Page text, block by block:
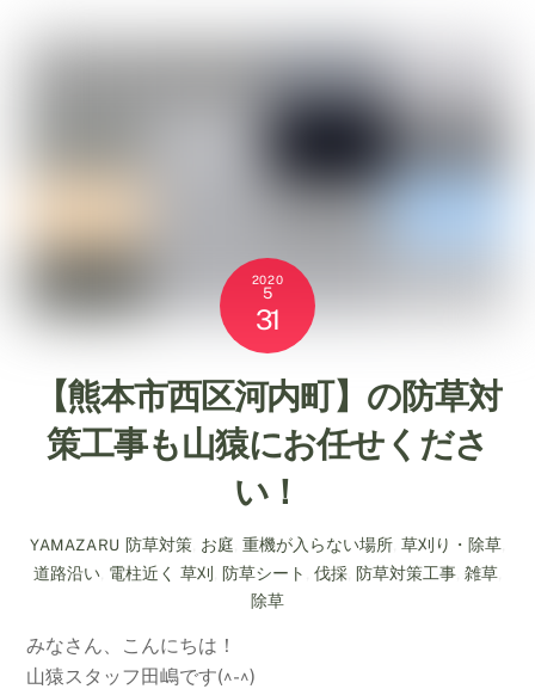
2020
5
31
【熊本市西区河内町】の防草対
策工事も山猿にお任せくださ
い！
YAMAZARU 防草対策 お庭 ,重機が入らない場所 ,草刈り・除草
道路沿い 電柱近く 草刈 防草シート 伐採 防草対策工事 雑草
除草
みなさん、こんにちは！
山猿スタッフ田嶋です(^-^)